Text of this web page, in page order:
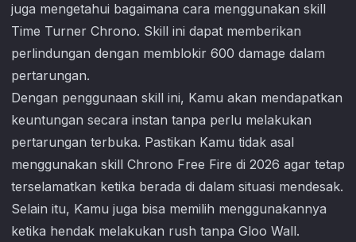
juga mengetahui bagaimana cara menggunakan skill
Time Turner Chrono. Skill ini dapat memberikan
perlindungan dengan memblokir 600 damage dalam
pertarungan.
Dengan penggunaan skill ini, Kamu akan mendapatkan
keuntungan secara instan tanpa perlu melakukan
pertarungan terbuka. Pastikan Kamu tidak asal
menggunakan skill Chrono Free Fire di 2026 agar tetap
terselamatkan ketika berada di dalam situasi mendesak.
Selain itu, Kamu juga bisa memilih menggunakannya
ketika hendak melakukan rush tanpa Gloo Wall.